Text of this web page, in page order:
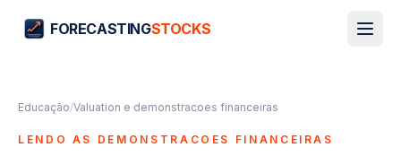
FORECASTINGSTOCKS
Educação/Valuation e demonstracoes financeiras
LENDO AS DEMONSTRACOES FINANCEIRAS